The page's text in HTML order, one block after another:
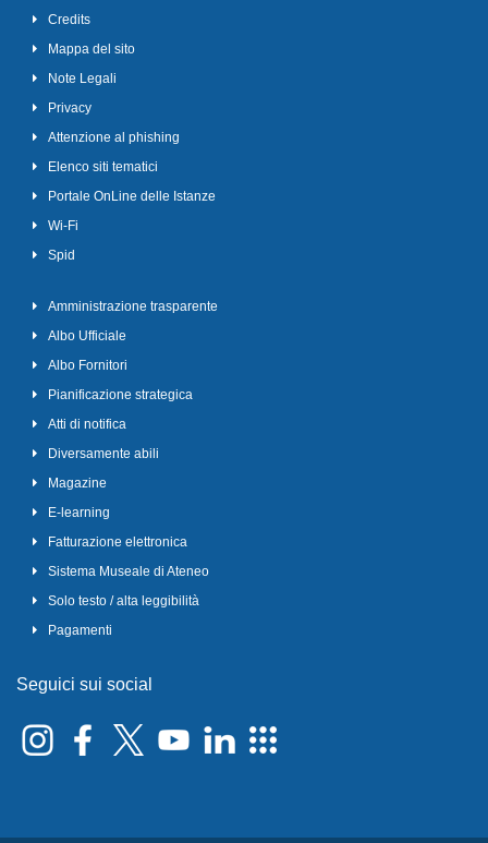
Credits
Mappa del sito
Note Legali
Privacy
Attenzione al phishing
Elenco siti tematici
Portale OnLine delle Istanze
Wi-Fi
Spid
Amministrazione trasparente
Albo Ufficiale
Albo Fornitori
Pianificazione strategica
Atti di notifica
Diversamente abili
Magazine
E-learning
Fatturazione elettronica
Sistema Museale di Ateneo
Solo testo / alta leggibilità
Pagamenti
Seguici sui social